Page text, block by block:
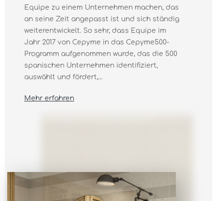
Equipe zu einem Unternehmen machen, das
an seine Zeit angepasst ist und sich ständig
weiterentwickelt. So sehr, dass Equipe im
Jahr 2017 von Cepyme in das Cepyme500-
Programm aufgenommen wurde, das die 500
spanischen Unternehmen identifiziert,
auswählt und fördert,...
Mehr erfahren